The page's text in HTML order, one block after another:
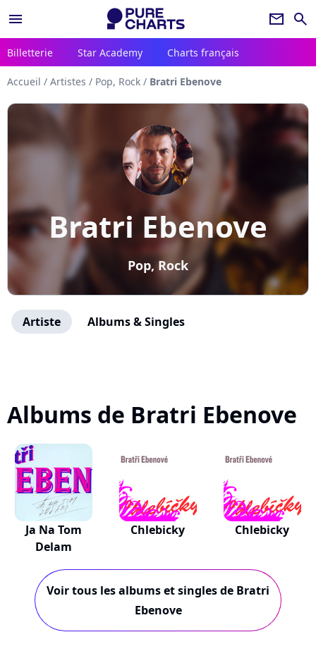
menu newsletter search
Billetterie Star Academy Charts français
Accueil / Artistes / Pop, Rock / Bratri Ebenove
Bratri Ebenove
Pop, Rock
Artiste Albums & Singles
Albums de Bratri Ebenove
Ja Na Tom
Delam
Chlebicky Chlebicky
Voir tous les albums et singles de Bratri
Ebenove